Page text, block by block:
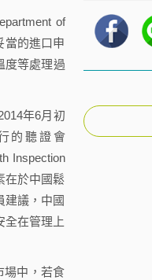
of
當的進口申
度等處理過
年6月初
的聽證會
Inspection
在於中國鬆
建議，中國
全在管理上
中，若食